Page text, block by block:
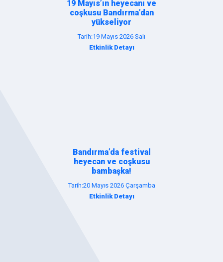
19 Mayıs’ın heyecanı ve
coşkusu Bandırma’dan
yükseliyor
Tarih:19 Mayıs 2026 Salı
Etkinlik Detayı
Bandırma’da festival
heyecan ve coşkusu
bambaşka!
Tarih:20 Mayıs 2026 Çarşamba
Etkinlik Detayı